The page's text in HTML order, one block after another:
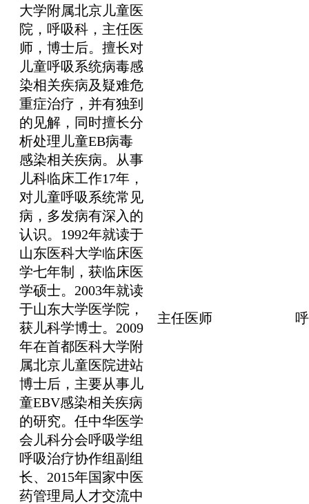
大学附属北京儿童医
院，呼吸科，主任医
师，博士后。擅长对
儿童呼吸系统病毒感
染相关疾病及疑难危
重症治疗，并有独到
的见解，同时擅长分
析处理儿童EB病毒
感染相关疾病。从事
儿科临床工作17年，
对儿童呼吸系统常见
病，多发病有深入的
认识。1992年就读于
山东医科大学临床医
学七年制，获临床医
学硕士。2003年就读
于山东大学医学院，
获儿科学博士。2009
年在首都医科大学附
属北京儿童医院进站
博士后，主要从事儿
童EBV感染相关疾病
的研究。任中华医学
会儿科分会呼吸学组
呼吸治疗协作组副组
长、2015年国家中医
药管理局人才交流中
主任医师